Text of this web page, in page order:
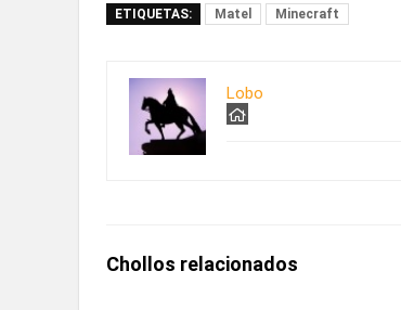
ETIQUETAS: Matel Minecraft
Lobo
Chollos relacionados